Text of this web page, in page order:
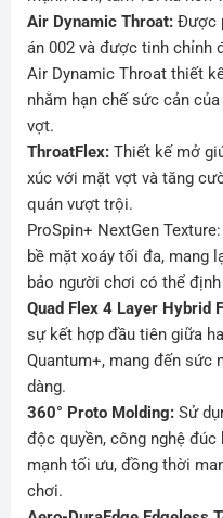
Air Dynamic Throat:Được
án 002 và được tinh chỉnh
Air Dynamic Throat thiết
nhằm hạn chế sức cản
vợt.
ThroatFlex:Thiết kế mở
xúc với mặt vợt và tăng
quán vượt trội.
ProSpin+ NextGen
bề mặt xoáy tối đa, mang
bảo người chơi có thể
Quad Flex 4 Layer Hybrid
sự kết hợp đầu tiên giữa
Quantum+, mang đến sức
dàng.
360° Proto Molding:Sử
độc quyền, công nghệ
mạnh tối ưu, đồng thời
chơi.